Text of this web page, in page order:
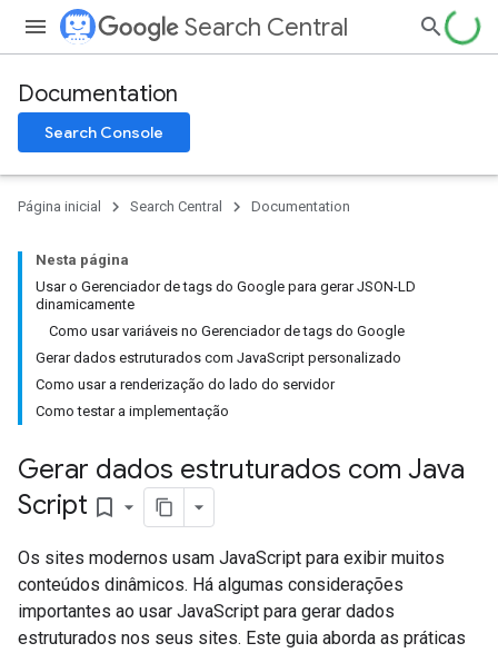
Search Central
Documentation
Search Console
Página inicial Search Central Documentation
Nesta página
Usar o Gerenciador de tags do Google para gerar JSON-LD
dinamicamente
Como usar variáveis no Gerenciador de tags do Google
Gerar dados estruturados com JavaScript personalizado
Como usar a renderização do lado do servidor
Como testar a implementação
Gerar dados estruturados com Java
Script bookmark_border
Os sites modernos usam JavaScript para exibir muitos
conteúdos dinâmicos. Há algumas considerações
importantes ao usar JavaScript para gerar dados
estruturados nos seus sites. Este guia aborda as práticas